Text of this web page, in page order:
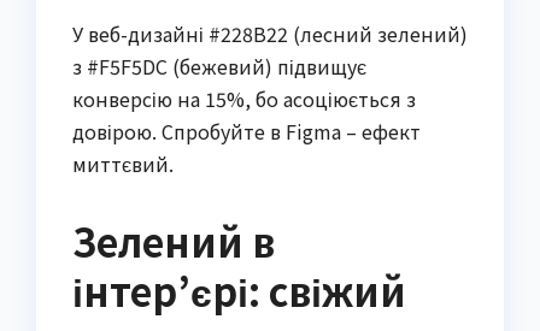
У веб-дизайні #228B22 (лесний зелений)
з #F5F5DC (бежевий) підвищує
конверсію на 15%, бо асоціюється з
довірою. Спробуйте в Figma – ефект
миттєвий.
Зелений в
інтер’єрі: свіжий